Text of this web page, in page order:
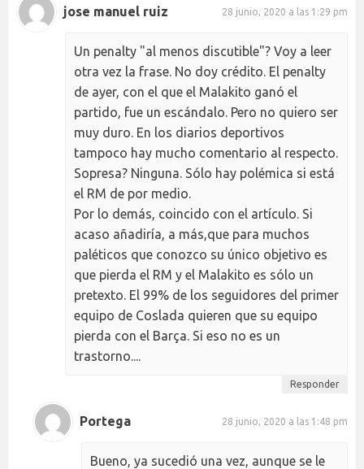
jose manuel ruiz 28 junio, 2020 a las 1:29 pm
Un penalty "al menos discutible"? Voy a leer
otra vez la frase. No doy crédito. El penalty
de ayer, con el que el Malakito ganó el
partido, fue un escándalo. Pero no quiero ser
muy duro. En los diarios deportivos
tampoco hay mucho comentario al respecto.
Sopresa? Ninguna. Sólo hay polémica si está
el RM de por medio.
Por lo demás, coincido con el artículo. Si
acaso añadiría, a más,que para muchos
paléticos que conozco su único objetivo es
que pierda el RM y el Malakito es sólo un
pretexto. El 99% de los seguidores del primer
equipo de Coslada quieren que su equipo
pierda con el Barça. Si eso no es un
trastorno....
Responder
Portega 28 junio, 2020 a las 1:48 pm
Bueno, ya sucedió una vez, aunque se le